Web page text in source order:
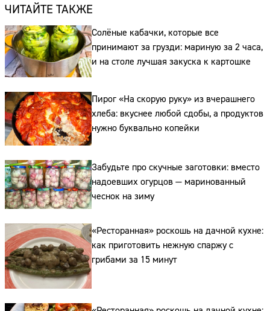
ЧИТАЙТЕ ТАКЖЕ
Солёные кабачки, которые все
принимают за грузди: мариную за 2 часа,
и на столе лучшая закуска к картошке
Пирог «На скорую руку» из вчерашнего
хлеба: вкуснее любой сдобы, а продуктов
нужно буквально копейки
Забудьте про скучные заготовки: вместо
надоевших огурцов — маринованный
чеснок на зиму
«Ресторанная» роскошь на дачной кухне:
как приготовить нежную спаржу с
грибами за 15 минут